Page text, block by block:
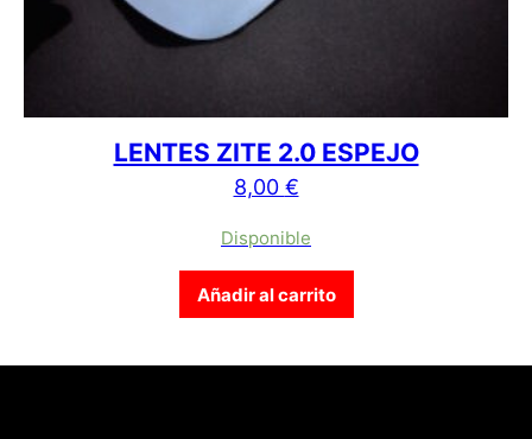
LENTES ZITE 2.0 ESPEJO
8,00 €
Disponible
Añadir al carrito